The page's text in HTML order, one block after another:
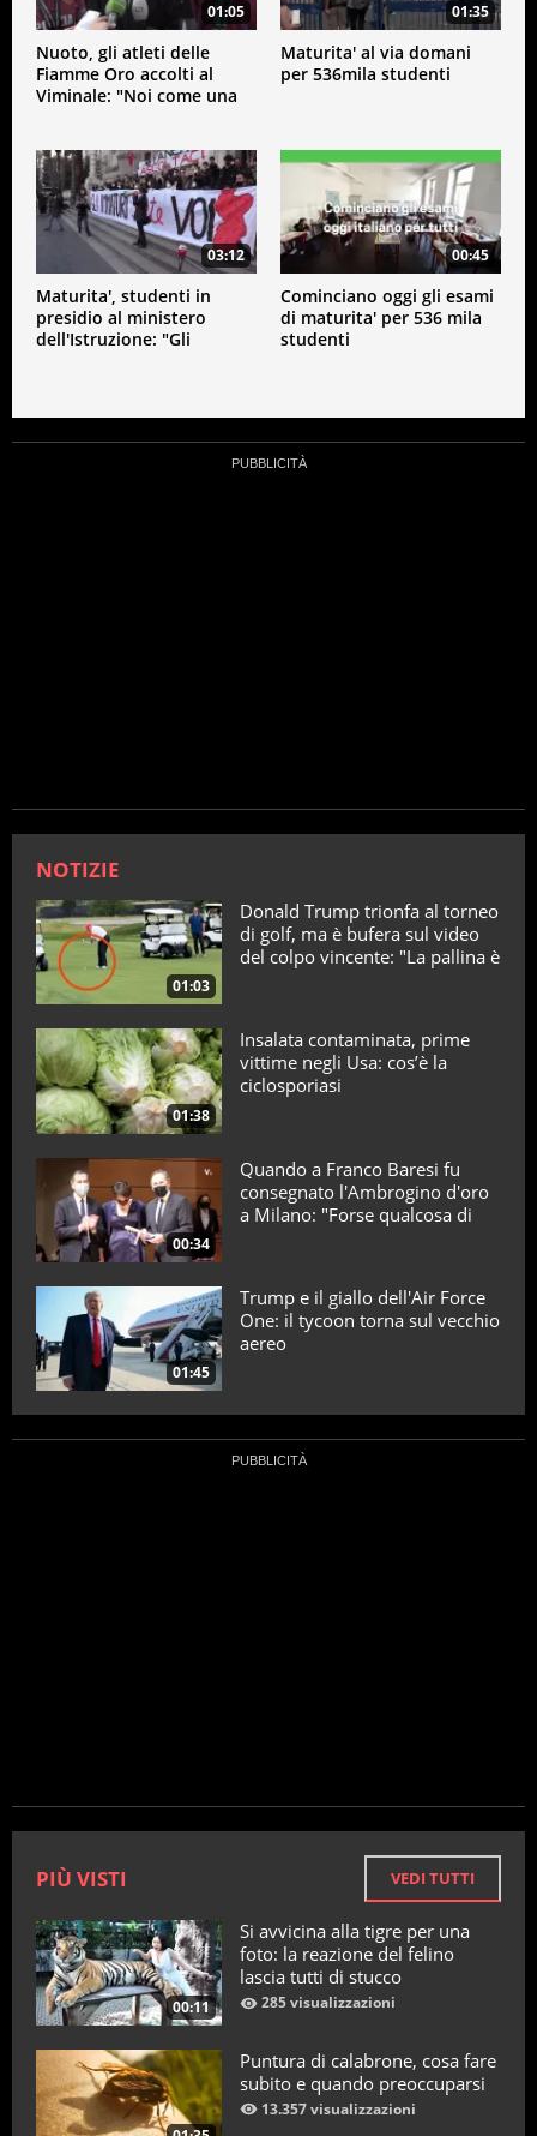
01:05
Nuoto, gli atleti delle
Fiamme Oro accolti al
Viminale: "Noi come una
01:35
Maturita' al via domani
per 536mila studenti
03:12
Maturita', studenti in
presidio al ministero
dell'Istruzione: "Gli
00:45
Cominciano oggi gli esami
di maturita' per 536 mila
studenti
NOTIZIE
01:03
Donald Trump trionfa al torneo
di golf, ma è bufera sul video
del colpo vincente: "La pallina è
01:38
Insalata contaminata, prime
vittime negli Usa: cos’è la
ciclosporiasi
00:34
Quando a Franco Baresi fu
consegnato l'Ambrogino d'oro
a Milano: "Forse qualcosa di
01:45
Trump e il giallo dell'Air Force
One: il tycoon torna sul vecchio
aereo
PIÙ VISTI VEDI TUTTI
00:11
Si avvicina alla tigre per una
foto: la reazione del felino
lascia tutti di stucco
285 visualizzazioni
Puntura di calabrone, cosa fare
subito e quando preoccuparsi
13.357 visualizzazioni